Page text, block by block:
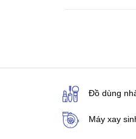
Đồ dùng
Máy xay